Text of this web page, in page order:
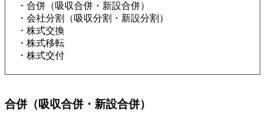
・合併（吸収合併・新設合併）
・会社分割（吸収分割・新設分割）
・株式交換
・株式移転
・株式交付
合併（吸収合併・新設合併）